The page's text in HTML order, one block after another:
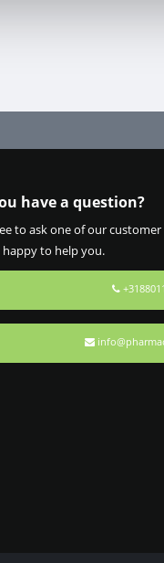
have a question?
to ask one of our
happy to help you.